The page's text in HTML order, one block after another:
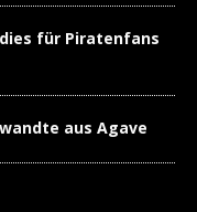
für Piratenfans
aus Agave